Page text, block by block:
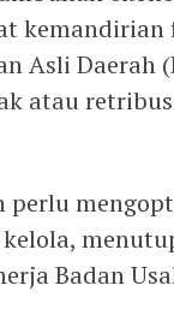
kemandirian
Asli Daerah
atau
perlu
Badan